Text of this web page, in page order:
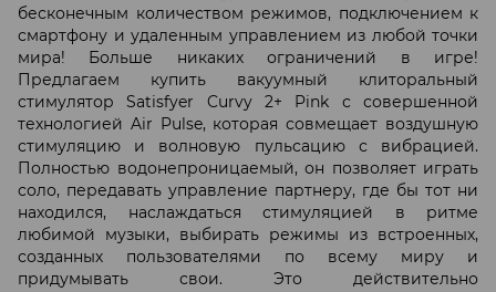
бесконечным количеством режимов, подключением к
смартфону и удаленным управлением из любой точки
мира! Больше никаких ограничений в игре!
Предлагаем купить вакуумный клиторальный
стимулятор Satisfyer Curvy 2+ Pink с совершенной
технологией Air Pulse, которая совмещает воздушную
стимуляцию и волновую пульсацию с вибрацией.
Полностью водонепроницаемый, он позволяет играть
соло, передавать управление партнеру, где бы тот ни
находился, наслаждаться стимуляцией в ритме
любимой музыки, выбирать режимы из встроенных,
созданных пользователями по всему миру и
придумывать свои. Это действительно